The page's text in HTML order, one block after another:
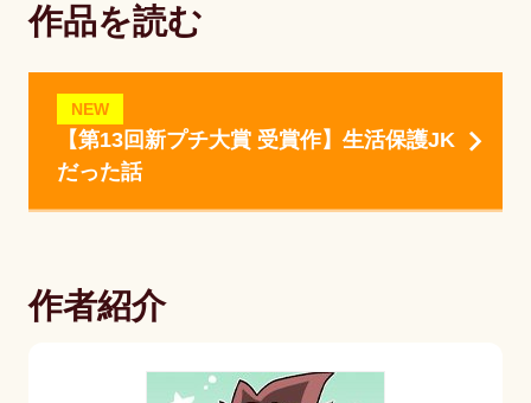
作品を読む
NEW
【第13回新プチ大賞 受賞作】生活保護JK
だった話
作者紹介